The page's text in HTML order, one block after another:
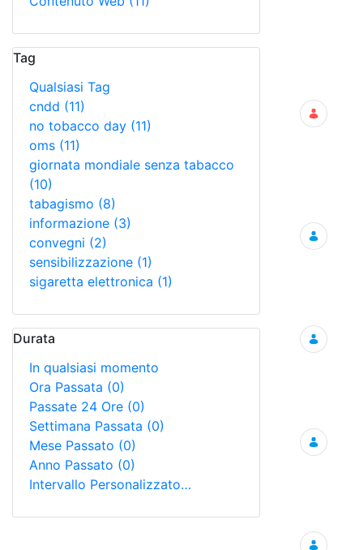
Tag
Qualsiasi Tag
cndd (11)
no tobacco day (11)
oms (11)
giornata mondiale senza tabacco
(10)
tabagismo (8)
informazione (3)
convegni (2)
sensibilizzazione (1)
sigaretta elettronica (1)
Durata
In qualsiasi momento
Ora Passata (0)
Passate 24 Ore (0)
Settimana Passata (0)
Mese Passato (0)
Anno Passato (0)
Intervallo Personalizzato…